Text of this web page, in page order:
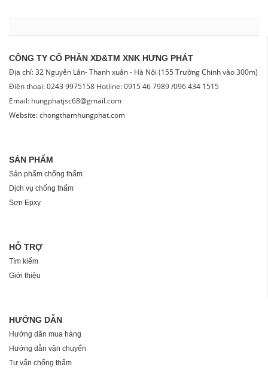
CÔNG TY CỔ PHẦN XD&TM XNK HƯNG PHÁT
Địa chỉ: 32 Nguyễn Lân- Thanh xuân - Hà Nội (155 Trường Chinh vào 300m)
Điện thoại: 0243 9975158 Hotline: 0915 46 7989 /096 434 1515
Email: hungphatjsc68@gmail.com
Website: chongthamhungphat.com
SẢN PHẨM
Sản phẩm chống thấm
Dịch vụ chống thấm
Sơn Epxy
HỖ TRỢ
Tìm kiếm
Giới thiệu
HƯỚNG DẪN
Hướng dãn mua hàng
Hướng dẫn vận chuyển
Tư vấn chống thấm